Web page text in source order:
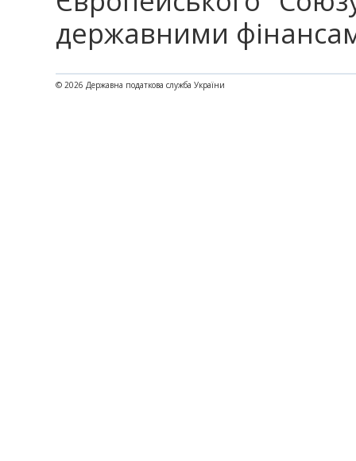
державними
© 2026 Державна податкова служба України